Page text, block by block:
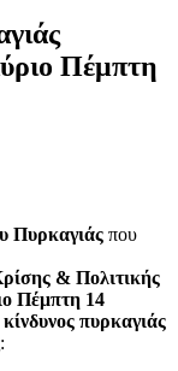
Πέμπτη
Πυρκαγιάς που
& Πολιτικής
Πέμπτη 14
πυρκαγιάς